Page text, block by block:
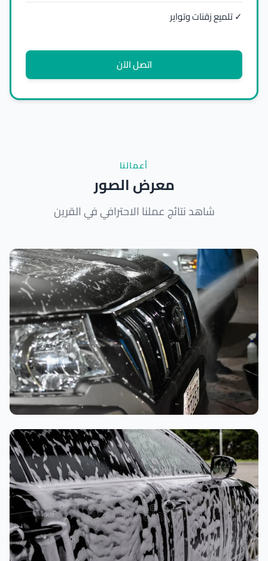
✓ تلميع زقنات وتواير
اتصل الآن
أعمالنا
معرض الصور
شاهد نتائج عملنا الاحترافي في القرين
تنظيف داخلي